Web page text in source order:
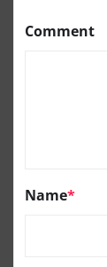
Comment
Name*